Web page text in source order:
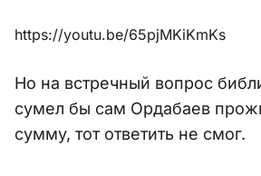
https://youtu.be/65pjMKiKmKs
Но на встречный вопрос
сумел бы сам Ордабаев
сумму, тот ответить не смог.